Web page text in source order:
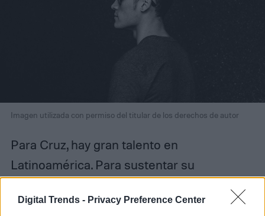
Digital Trends - Privacy Preference Center
Imagen utilizada con permiso del titular de los derechos de autor
Para Cruz, hay gran talento en
Latinoamérica. Para sustentar su
de entregas a domicilio Rappi, con sede en